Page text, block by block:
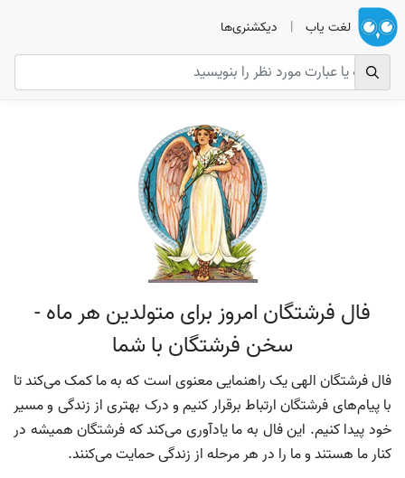
لغت یاب | دیکشنری‌ها
فال فرشتگان امروز برای متولدین هر ماه -
سخن فرشتگان با شما
فال فرشتگان الهی یک راهنمایی معنوی است که به ما کمک می‌کند تا
با پیام‌های فرشتگان ارتباط برقرار کنیم و درک بهتری از زندگی و مسیر
خود پیدا کنیم. این فال به ما یادآوری می‌کند که فرشتگان همیشه در
کنار ما هستند و ما را در هر مرحله از زندگی حمایت می‌کنند.